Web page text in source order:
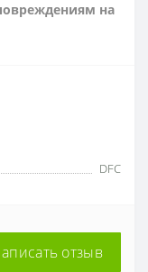
на
DFC
отзыв